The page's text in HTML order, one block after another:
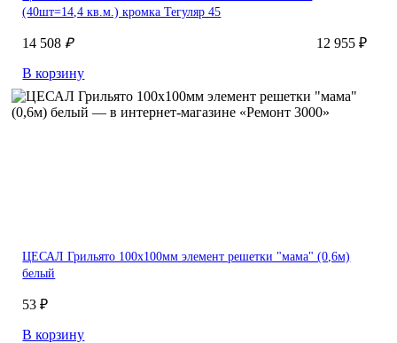
(40шт=14,4 кв.м.) кромка Тегуляр 45
14 508₽
12 955 ₽
В корзину
ЦЕСАЛ Грильято 100х100мм элемент решетки "мама" (0,6м)
белый
53 ₽
В корзину